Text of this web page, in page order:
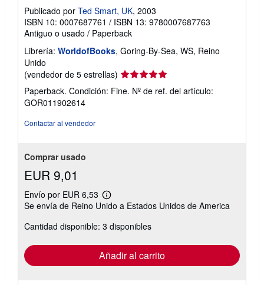
Publicado por Ted Smart, UK, 2003
ISBN 10: 0007687761 / ISBN 13: 9780007687763
Antiguo o usado / Paperback
Librería: WorldofBooks, Goring-By-Sea, WS, Reino
Unido
(vendedor de 5 estrellas) Calificación
vendedor:
Paperback. Condición: Fine. Nº de ref. del artículo:
GOR011902614
Contactar al vendedor
Comprar usado
EUR 9,01
Envío por EUR 6,53
Más
información
las
tarifas
envío
Se envía de Reino Unido a Estados Unidos de America
Cantidad disponible: 3 disponibles
Añadir al carrito